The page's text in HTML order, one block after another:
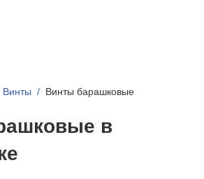
Винты Винты барашковые
в